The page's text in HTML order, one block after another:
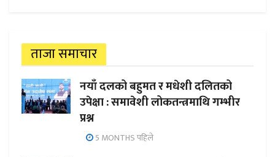
ताजा समाचार
नयाँ दलको बहुमत र मधेशी दलितको
उपेक्षा : समावेशी लोकतन्त्रमाथि गम्भीर
प्रश्न
5 MONTHS पहिले